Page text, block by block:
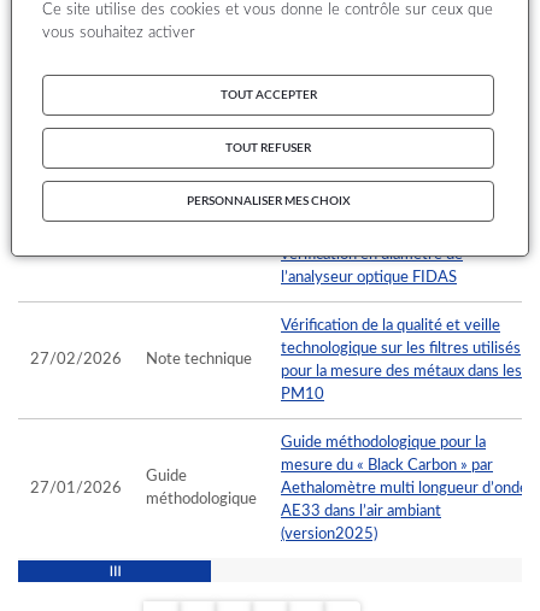
08/04/2026
Note
stratégique
Performances Prev'air en 2024
31/03/2026 Rapport d’étude
Influence de différents types
d’aérosols atmosphériques modèles
Caractérisation des poudres «
vérification en diamètre de
l’analyseur optique FIDAS
27/02/2026 Note technique
Vérification de la qualité et veille
technologique sur les filtres utilisés
pour la mesure des métaux dans les
PM10
27/01/2026
Guide
méthodologique
Guide méthodologique pour la
mesure du « Black Carbon » par
Aethalomètre multi longueur d’onde
AE33 dans l’air ambiant
(version2025)
Ce site utilise des cookies et vous donne le contrôle sur ceux que
vous souhaitez activer
TOUT ACCEPTER
TOUT REFUSER
PERSONNALISER MES CHOIX